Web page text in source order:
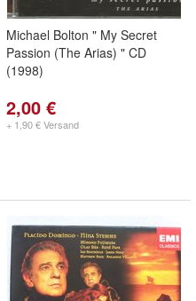
Michael Bolton " My Secret
Passion (The Arias) " CD
(1998)
2,00 €
+ 1,90 € Versand